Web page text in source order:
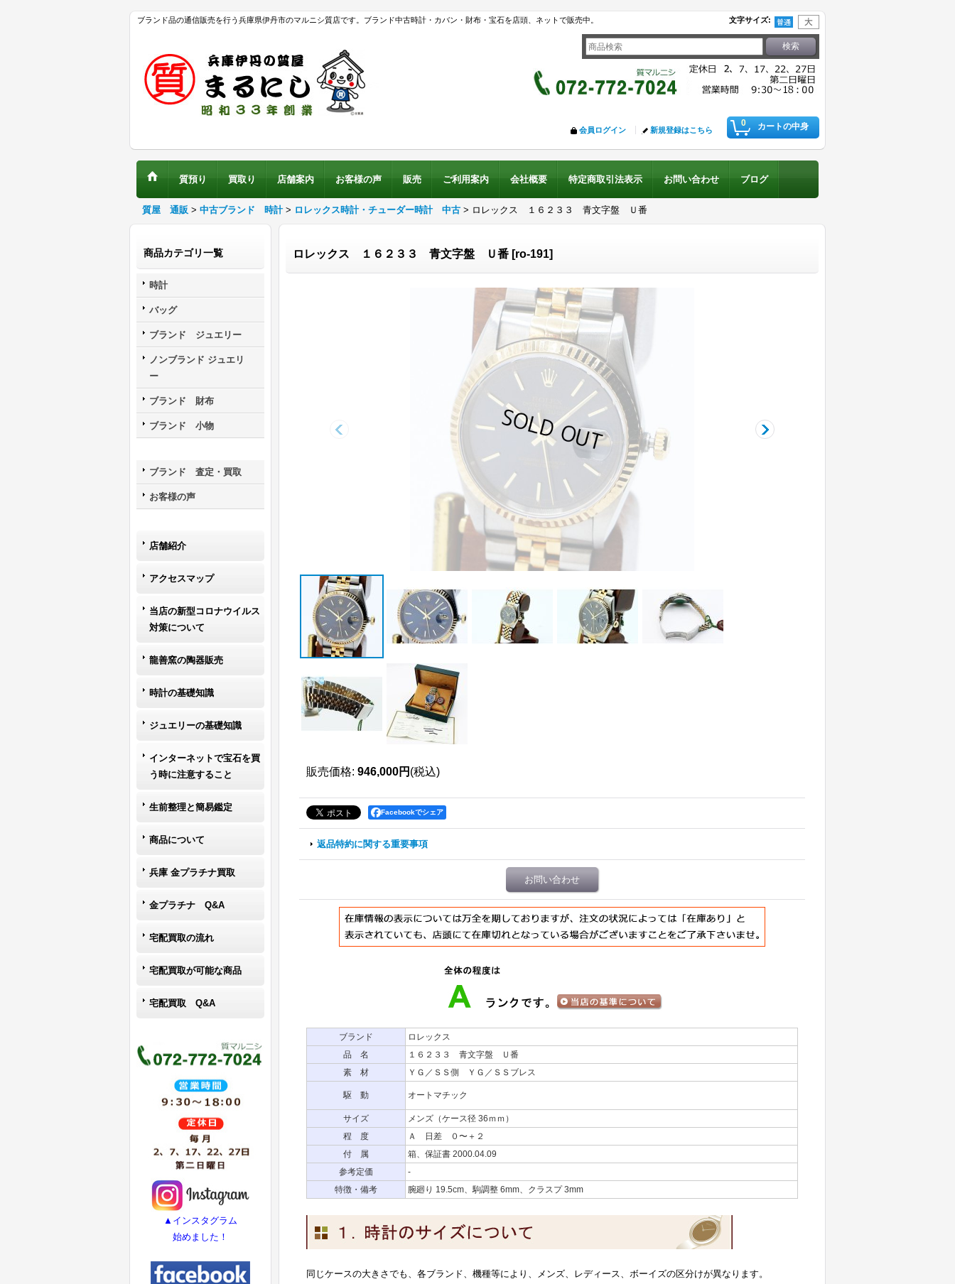
ブランド品の通信販売を行う兵庫県伊丹市のマルニシ質店です。ブランド中古時計・カバン・財布・宝石を店頭、ネットで販売中。 文字サイズ:
0 カートの中身
会員ログイン 新規登録はこちら
質預り 買取り 店舗案内 お客様の声 販売 ご利用案内 会社概要 特定商取引法表示 お問い合わせ ブログ
質屋 通販 > 中古ブランド 時計 > ロレックス時計・チューダー時計 中古 > ロレックス １６２３３ 青文字盤 Ｕ番
商品カテゴリ一覧
時計
バッグ
ブランド ジュエリー
ノンブランド ジュエリ
ー
ブランド 財布
ブランド 小物
ブランド 査定・買取
お客様の声
店舗紹介
アクセスマップ
当店の新型コロナウイルス
対策について
龍善窯の陶器販売
時計の基礎知識
ジュエリーの基礎知識
インターネットで宝石を買
う時に注意すること
生前整理と簡易鑑定
商品について
兵庫 金プラチナ買取
金プラチナ Q&A
宅配買取の流れ
宅配買取が可能な商品
宅配買取 Q&A
▲インスタグラム
始めました！
ロレックス １６２３３ 青文字盤 Ｕ番 [ro-191]
販売価格: 946,000円 (税込)
Facebookでシェア
返品特約に関する重要事項
お問い合わせ
ブランド
ロレックス
品 名
１６２３３ 青文字盤 Ｕ番
素 材
ＹＧ／ＳＳ側 ＹＧ／ＳＳブレス
駆 動 オートマチック
サイズ
メンズ（ケース径 36ｍｍ）
程 度
Ａ 日差 ０〜＋２
付 属
箱、保証書 2000.04.09
参考定価
-
特徴・備考
腕廻り 19.5cm、駒調整 6mm、クラスプ 3mm
同じケースの大きさでも、各ブランド、機種等により、メンズ、レディース、ボーイズの区分けが異なります。